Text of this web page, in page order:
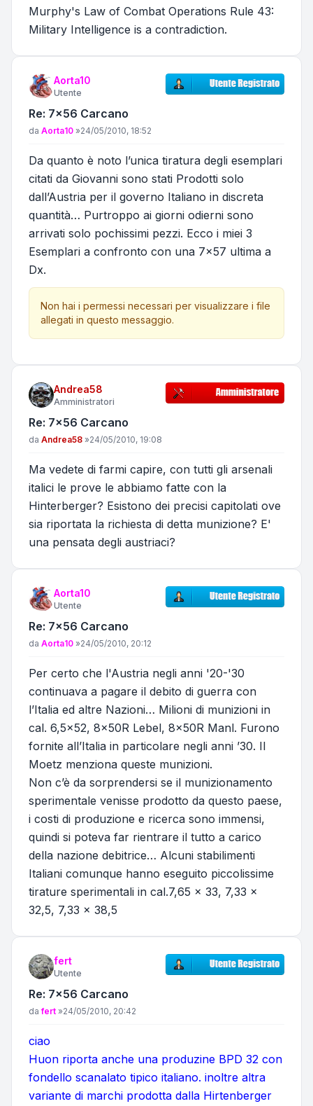
Murphy's Law of Combat Operations Rule 43:
Military Intelligence is a contradiction.
Aorta10
Utente
Re: 7x56 Carcano
Messaggio
da Aorta10 »24/05/2010, 18:52
Da quanto è noto l’unica tiratura degli esemplari
citati da Giovanni sono stati Prodotti solo
dall’Austria per il governo Italiano in discreta
quantità… Purtroppo ai giorni odierni sono
arrivati solo pochissimi pezzi. Ecco i miei 3
Esemplari a confronto con una 7x57 ultima a
Dx.
Non hai i permessi necessari per visualizzare i file
allegati in questo messaggio.
Andrea58
Amministratori
Re: 7x56 Carcano
Messaggio
da Andrea58 »24/05/2010, 19:08
Ma vedete di farmi capire, con tutti gli arsenali
italici le prove le abbiamo fatte con la
Hinterberger? Esistono dei precisi capitolati ove
sia riportata la richiesta di detta munizione? E'
una pensata degli austriaci?
Aorta10
Utente
Re: 7x56 Carcano
Messaggio
da Aorta10 »24/05/2010, 20:12
Per certo che l'Austria negli anni '20-'30
continuava a pagare il debito di guerra con
l’Italia ed altre Nazioni… Milioni di munizioni in
cal. 6,5x52, 8x50R Lebel, 8x50R Manl. Furono
fornite all’Italia in particolare negli anni ’30. Il
Moetz menziona queste munizioni.
Non c’è da sorprendersi se il munizionamento
sperimentale venisse prodotto da questo paese,
i costi di produzione e ricerca sono immensi,
quindi si poteva far rientrare il tutto a carico
della nazione debitrice… Alcuni stabilimenti
Italiani comunque hanno eseguito piccolissime
tirature sperimentali in cal.7,65 x 33, 7,33 x
32,5, 7,33 x 38,5
fert
Utente
Re: 7x56 Carcano
Messaggio
dafert »24/05/2010, 20:42
ciao
Huon riporta anche una produzine BPD 32 con
fondello scanalato tipico italiano. inoltre altra
variante di marchi prodotta dalla Hirtenberger